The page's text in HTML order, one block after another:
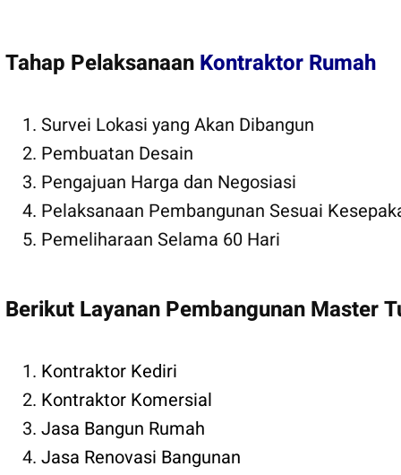
Tahap Pelaksanaan Kontraktor Rumah
Survei Lokasi yang Akan Dibangun
Pembuatan Desain
Pengajuan Harga dan Negosiasi
Pelaksanaan Pembangunan Sesuai
Pemeliharaan Selama 60 Hari
Berikut Layanan Pembangunan Master
Kontraktor Kediri
Kontraktor Komersial
Jasa Bangun Rumah
Jasa Renovasi Bangunan